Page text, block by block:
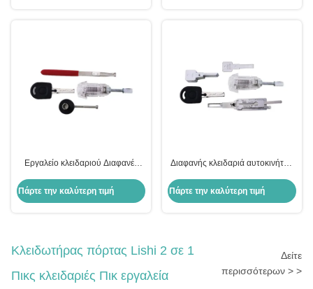
Εργαλείο κλειδαριού Διαφανές
HU66 κλειδαριό
Πάρτε την καλύτερη τιμή
Διαφανής κλειδαριά αυτοκινήτου
Lishi Door Lock Pick
Πάρτε την καλύτερη τιμή
Κλειδωτήρας πόρτας Lishi 2 σε 1
Πικς κλειδαριές Πικ εργαλεία
Δείτε
περισσότερων > >